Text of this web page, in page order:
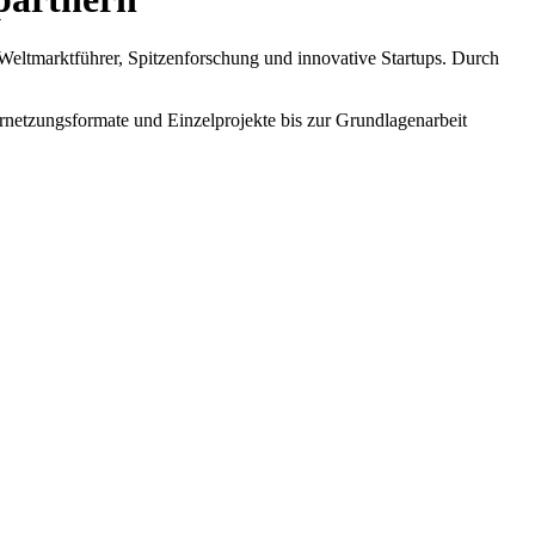
Spitzenforschung und innovative Startups. Durch
und Einzelprojekte bis zur Grundlagenarbeit